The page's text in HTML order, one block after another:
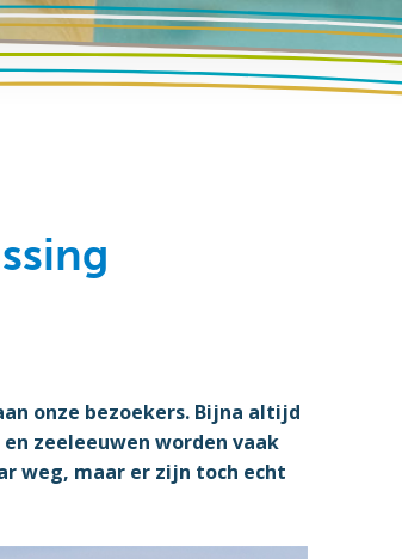
onze bezoekers. Bijna altijd
zeeleeuwen worden vaak
weg, maar er zijn toch echt